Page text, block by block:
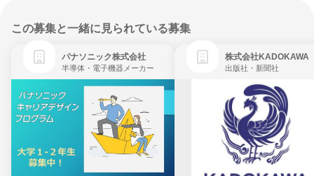
この募集と一緒に見られている募集
パナソニック株式会社
半導体・電子機器メーカー
株式会社KADOKAWA
出版社・新聞社